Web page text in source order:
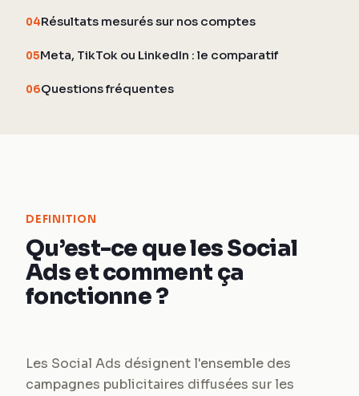
04Résultats mesurés sur nos comptes
05Meta, TikTok ou LinkedIn : le comparatif
06Questions fréquentes
DEFINITION
Qu’est-ce que les Social
Ads et comment ça
fonctionne ?
Les Social Ads désignent l'ensemble des
campagnes publicitaires diffusées sur les